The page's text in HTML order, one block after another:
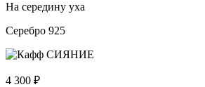
На середину уха
Серебро 925
4 300 ₽